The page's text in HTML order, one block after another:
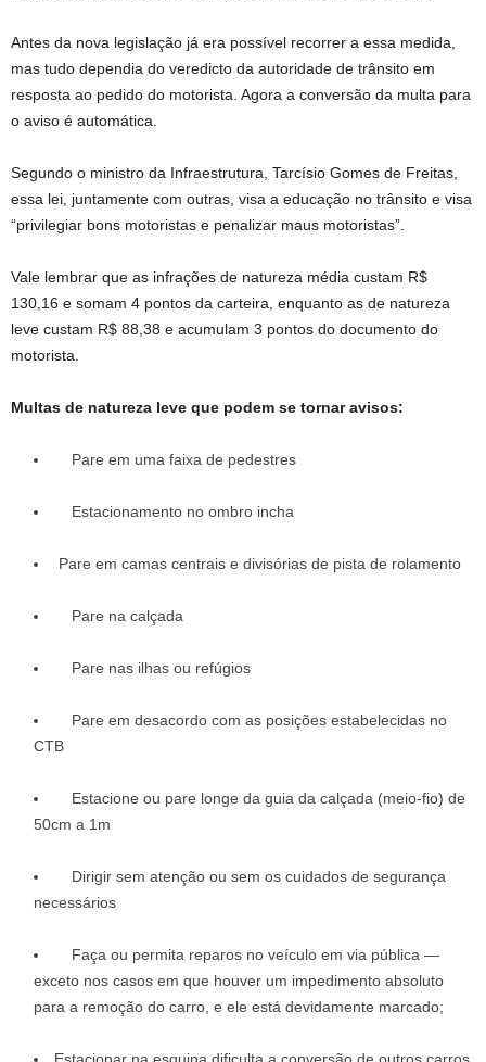
Antes da nova legislação já era possível recorrer a essa medida,
mas tudo dependia do veredicto da autoridade de trânsito em
resposta ao pedido do motorista. Agora a conversão da multa para
o aviso é automática.
Segundo o ministro da Infraestrutura, Tarcísio Gomes de Freitas,
essa lei, juntamente com outras, visa a educação no trânsito e visa
“privilegiar bons motoristas e penalizar maus motoristas”.
Vale lembrar que as infrações de natureza média custam R$
130,16 e somam 4 pontos da carteira, enquanto as de natureza
leve custam R$ 88,38 e acumulam 3 pontos do documento do
motorista.
Multas de natureza leve que podem se tornar avisos:
Pare em uma faixa de pedestres
Estacionamento no ombro incha
Pare em camas centrais e divisórias de pista de rolamento
Pare na calçada
Pare nas ilhas ou refúgios
Pare em desacordo com as posições estabelecidas no
CTB
Estacione ou pare longe da guia da calçada (meio-fio) de
50cm a 1m
Dirigir sem atenção ou sem os cuidados de segurança
necessários
Faça ou permita reparos no veículo em via pública —
exceto nos casos em que houver um impedimento absoluto
para a remoção do carro, e ele está devidamente marcado;